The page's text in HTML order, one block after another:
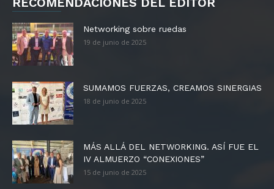
Networking sobre ruedas
19 de junio de 2025
SUMAMOS FUERZAS, CREAMOS SINERGIAS
18 de junio de 2025
MÁS ALLÁ DEL NETWORKING. ASÍ FUE EL
IV ALMUERZO “CONEXIONES”
15 de junio de 2025